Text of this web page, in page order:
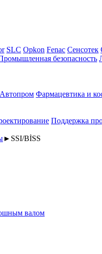
SLC Opkon Fenac Сенсотек
безопасность
Автопром Фармацевтика и
Поддержка
► SSI/BİSS
валом